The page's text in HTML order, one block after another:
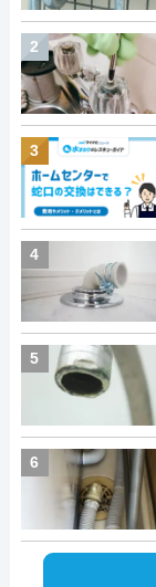
2
3
4
5
6